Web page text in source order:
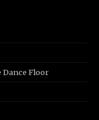
Dance Floor